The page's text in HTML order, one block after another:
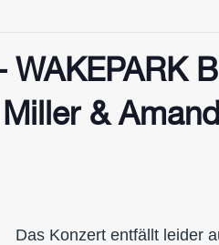
WAKEPARK
&
Das Konzert entfällt leider